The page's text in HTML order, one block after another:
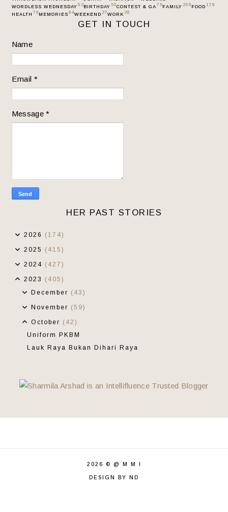
WORDLESS WEDNESDAY 93BIRTHDAY 50CONTEST & GA 75FAMILY 209 FOOD 179
HEALTH 79 MEMORIES 84WEEKEND 27WORK 38
GET IN TOUCH
Name
Email *
Message*
HER PAST STORIES
2026 (174)
2025 (415)
2024 (427)
2023 (405)
December (43)
November (59)
October (42)
Uniform PKBM
Lauk Raya Bukan Dihari Raya
Makan Malam Di Dapur Hutan Sungai Udang
Sedikit Yang Menggembirakan
Korean | Move To Heaven
2026 © @ M M I
DESIGN BY ND